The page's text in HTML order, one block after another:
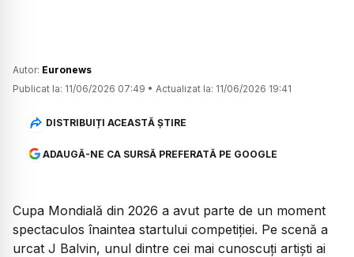
Autor: Euronews
Publicat la: 11/06/2026 07:49 • Actualizat la: 11/06/2026 19:41
DISTRIBUIȚI ACEASTĂ ȘTIRE
ADAUGĂ-NE CA SURSĂ PREFERATĂ PE GOOGLE
Cupa Mondială din 2026 a avut parte de un moment
spectaculos înaintea startului competiției. Pe scenă a
urcat J Balvin, unul dintre cei mai cunoscuți artiști ai